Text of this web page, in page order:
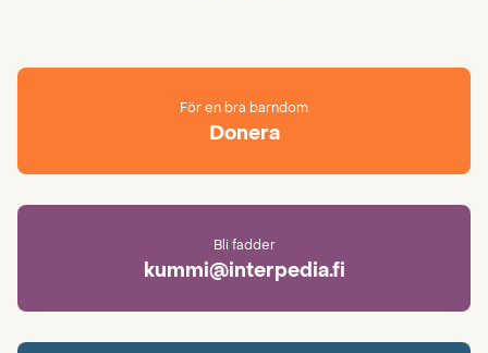
För en bra barndom
Donera
Bli fadder
kummi@interpedia.fi